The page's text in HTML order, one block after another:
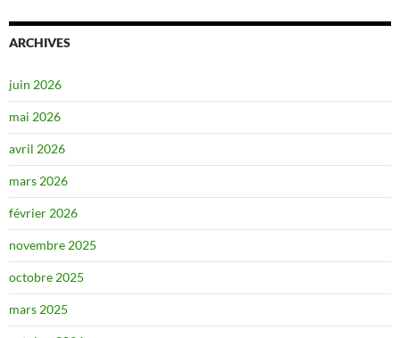
ARCHIVES
juin 2026
mai 2026
avril 2026
mars 2026
février 2026
novembre 2025
octobre 2025
mars 2025